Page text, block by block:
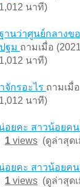
นาที)
นว่าศูนย์กลางข
ฐม ถามเมื่อ
นาที)
กรอะไร ถามเมื่
นาที)
ยคะ สาวน้อยคน
1views(ดูล่าสุดเ
ยคะ สาวน้อยคน
1views(ดูล่าสุดเ